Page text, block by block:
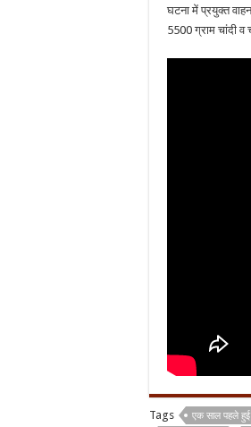
घटना में प्रयुक्त
5500 ग्राम चांदी व
Tags एक साल पहले हुई